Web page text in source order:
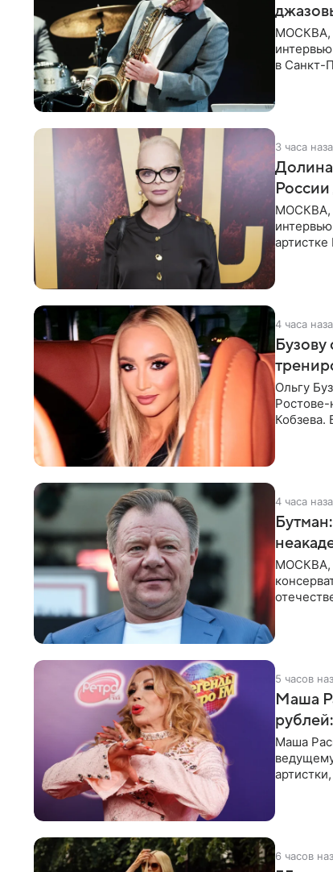
МОСКВА,
в Санкт-
3 часа
Долина
МОСКВА,
4 часа
Бузову
Ольгу
Ростове-
Кобзева.
4 часа
МОСКВА,
5 часов
Маша
Маша
6 часов